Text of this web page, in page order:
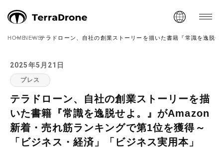
HOMENEWSテラドローン、自社の創業ストーリーを描いた書籍『常識を逸脱
2025年5月21日
プレス
テラドローン、自社の創業ストーリーを描
いた書籍『常識を逸脱せよ。』がAmazon
新着・売れ筋ランキングで第1位を獲得～
「ビジネス・経済」「ビジネス実用本」